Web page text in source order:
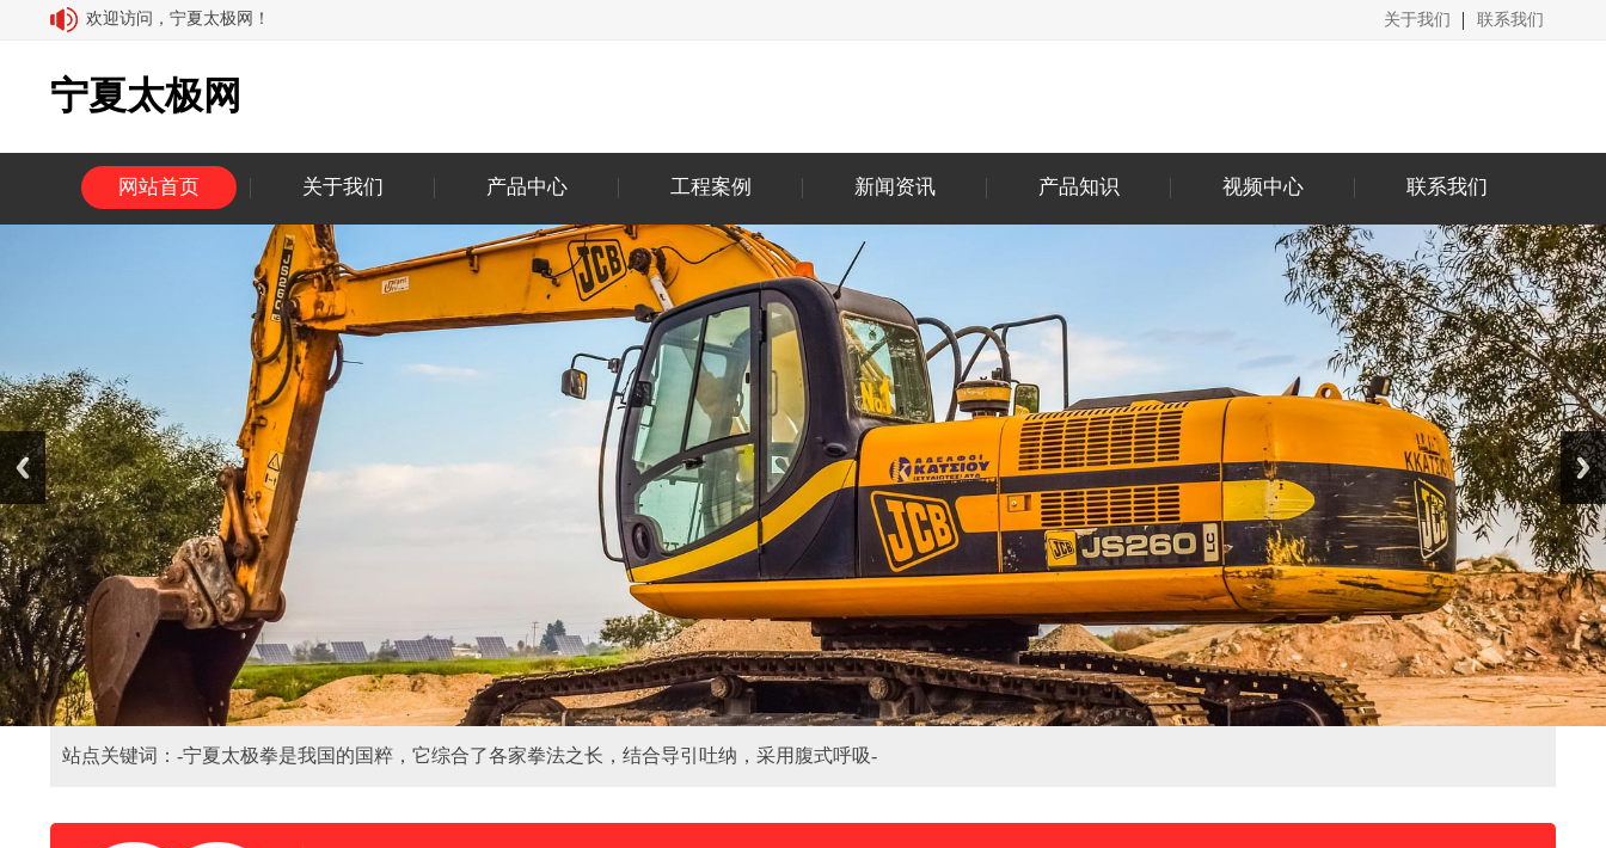
欢迎访问，宁夏太极网！ 关于我们 联系我们
宁夏太极网
网站首页 关于我们 产品中心 工程案例 新闻资讯 产品知识 视频中心 联系我们
站点关键词：-宁夏太极拳是我国的国粹，它综合了各家拳法之长，结合导引吐纳，采用腹式呼吸-